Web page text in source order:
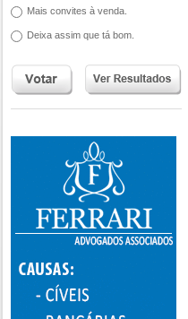
Mais convites à venda.
Deixa assim que tá bom.